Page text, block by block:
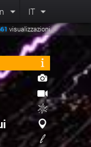
IT
visualizzazioni